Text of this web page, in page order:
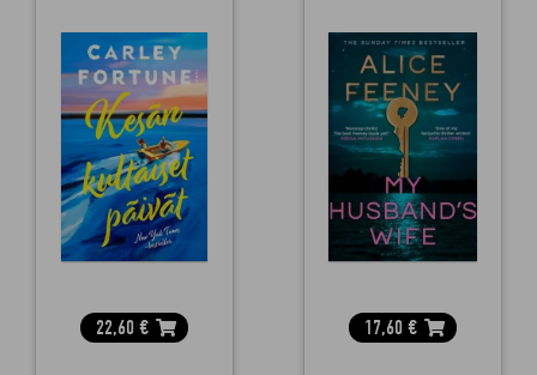
€
22,60 €
17,60